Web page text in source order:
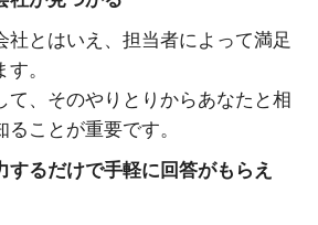
社とはいえ、担当者によって満足
。
て、そのやりとりからあなたと相
ことが重要です。
するだけで手軽に回答がもらえ